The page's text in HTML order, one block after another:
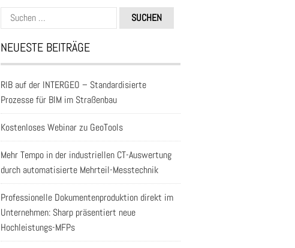
Suchen
nach:
NEUESTE BEITRÄGE
RIB auf der INTERGEO – Standardisierte
Prozesse für BIM im Straßenbau
Kostenloses Webinar zu GeoTools
Mehr Tempo in der industriellen CT-Auswertung
durch automatisierte Mehrteil-Messtechnik
Professionelle Dokumentenproduktion direkt im
Unternehmen: Sharp präsentiert neue
Hochleistungs-MFPs